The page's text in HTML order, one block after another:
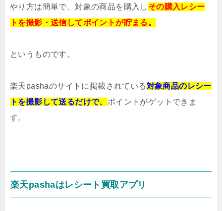
やり方は簡単で、対象の商品を購入し その購入レシー
トを撮影・送信してポイントが貯まる。
というものです。
楽天pashaのサイトに掲載されている対象商品のレシー
トを撮影して送るだけで、 ポイントがゲットできま
す。
楽天pashaはレシート買取アプリ